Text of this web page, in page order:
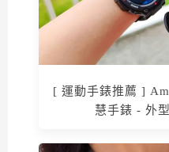
[ 運動手錶推薦 ]
慧手錶 - 外